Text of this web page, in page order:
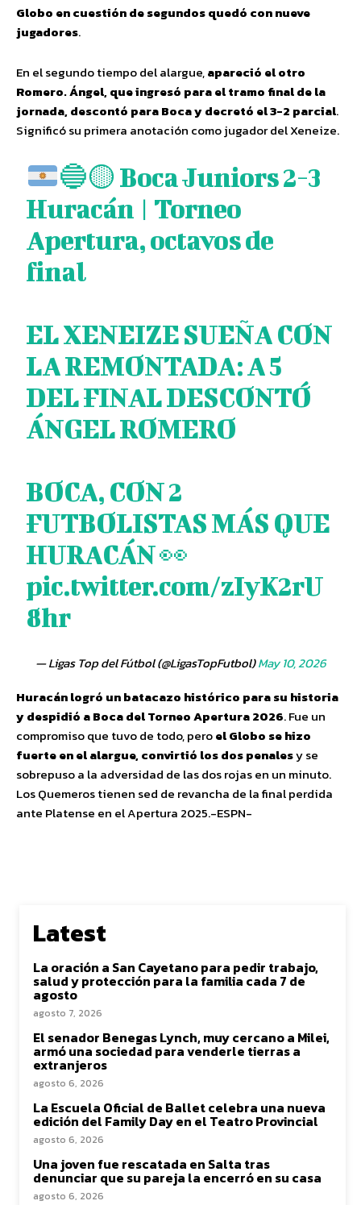
Globo en cuestión de segundos quedó con nueve
jugadores.
En el segundo tiempo del alargue,apareció el otro
Romero. Ángel, que ingresó para el tramo final de la
jornada, descontó para Boca y decretó el 3-2 parcial.
Significó su primera anotación como jugador del Xeneize.
🔵🟡 Boca Juniors 2-3
Huracán | Torneo
Apertura, octavos de
final
EL XENEIZE SUEÑA CON
LA REMONTADA: A 5
DEL FINAL DESCONTÓ
ÁNGEL ROMERO
BOCA, CON 2
FUTBOLISTAS MÁS QUE
HURACÁN 👀
pic.twitter.com/zIyK2rU
8hr
— Ligas Top del Fútbol (@LigasTopFutbol)May 10, 2026
Huracán logró un batacazo histórico para su historia
y despidió a Boca del Torneo Apertura 2026. Fue un
compromiso que tuvo de todo, peroel Globo se hizo
fuerte en el alargue, convirtió los dos penalesy se
sobrepuso a la adversidad de las dos rojas en un minuto.
Los Quemeros tienen sed de revancha de la final perdida
ante Platense en el Apertura 2025.-ESPN-
Latest
La oración a San Cayetano para pedir trabajo,
salud y protección para la familia cada 7 de
agosto
agosto 7, 2026
El senador Benegas Lynch, muy cercano a Milei,
armó una sociedad para venderle tierras a
extranjeros
agosto 6, 2026
La Escuela Oficial de Ballet celebra una nueva
edición del Family Day en el Teatro Provincial
agosto 6, 2026
Una joven fue rescatada en Salta tras
denunciar que su pareja la encerró en su casa
agosto 6, 2026